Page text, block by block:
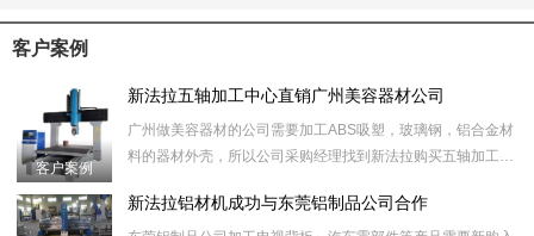
客户案例
客户案例
新法拉五轴加工中心直销广州美容器材公司
广州做美容器材的公司需要加工ABS吸塑，玻璃钢，铝合金材
料的器材外壳，所以公司采购经理找到新法拉购买五轴加工中
新法拉铝材机成功与东莞铝制品公司合作